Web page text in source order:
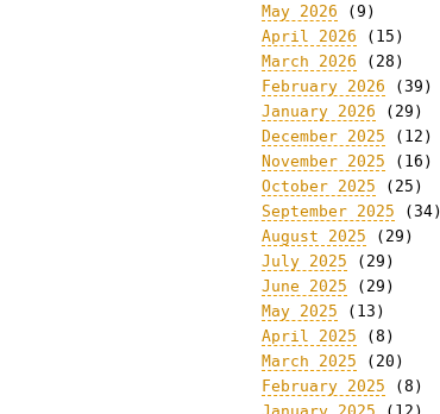
May 2026 (9)
April 2026 (15)
March 2026 (28)
February 2026 (39)
January 2026 (29)
December 2025 (12)
November 2025 (16)
October 2025 (25)
September 2025 (34)
August 2025 (29)
July 2025 (29)
June 2025 (29)
May 2025 (13)
April 2025 (8)
March 2025 (20)
February 2025 (8)